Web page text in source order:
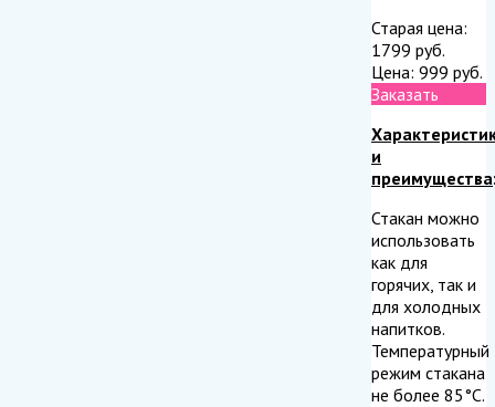
Старая цена:
1799 руб.
Цена: 999 руб.
Заказать
и
преимущества
Стакан можно
использовать
как для
горячих, так и
для холодных
напитков.
Температурный
режим стакана
не более 85°С.